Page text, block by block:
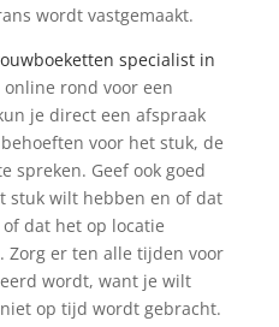
wordt vastgemaakt.
specialist in
online rond voor een
je direct een afspraak
voor het stuk, de
spreken. Geef ook goed
stuk wilt hebben en of dat
dat het op locatie
er ten alle tijden voor
wordt, want je wilt
op tijd wordt gebracht.